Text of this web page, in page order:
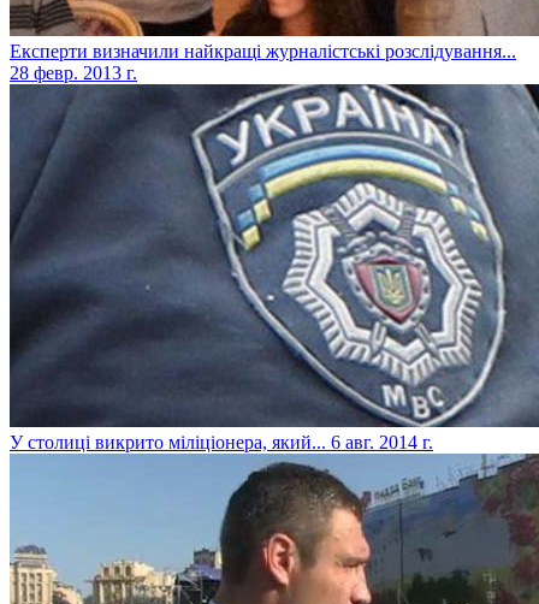
Експерти визначили найкращі журналістські розслідування...
28 февр. 2013 г.
У столиці викрито міліціонера, який... 6 авг. 2014 г.